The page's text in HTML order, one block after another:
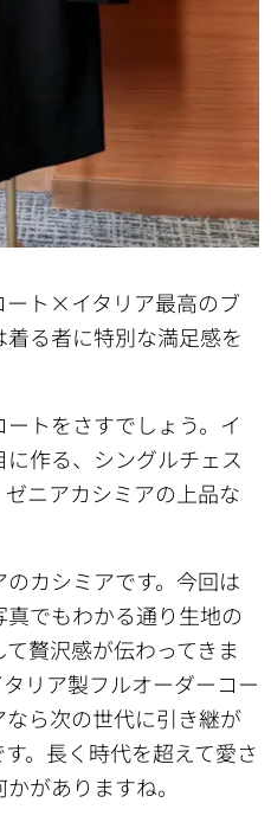
ート×イタリア最高のブ
る者に特別な満足感を
トをさすでしょう。イ
作る、シングルチェス
ニアカシミアの上品な
カシミアです。今回は
でもわかる通り生地の
贅沢感が伝わってきま
リア製フルオーダーコー
なら次の世代に引き継が
。長く時代を超えて愛さ
がありますね。